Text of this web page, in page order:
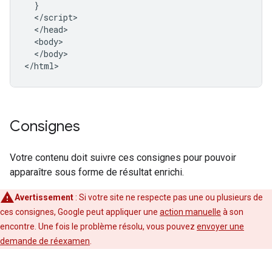
  }
  </script>
  </head>
  <body>
  </body>
</html>
Consignes
Votre contenu doit suivre ces consignes pour pouvoir
apparaître sous forme de résultat enrichi.
Avertissement: Si votre site ne respecte pas une ou plusieurs de
ces consignes, Google peut appliquer une action manuelle à son
encontre. Une fois le problème résolu, vous pouvez envoyer une
demande de réexamen